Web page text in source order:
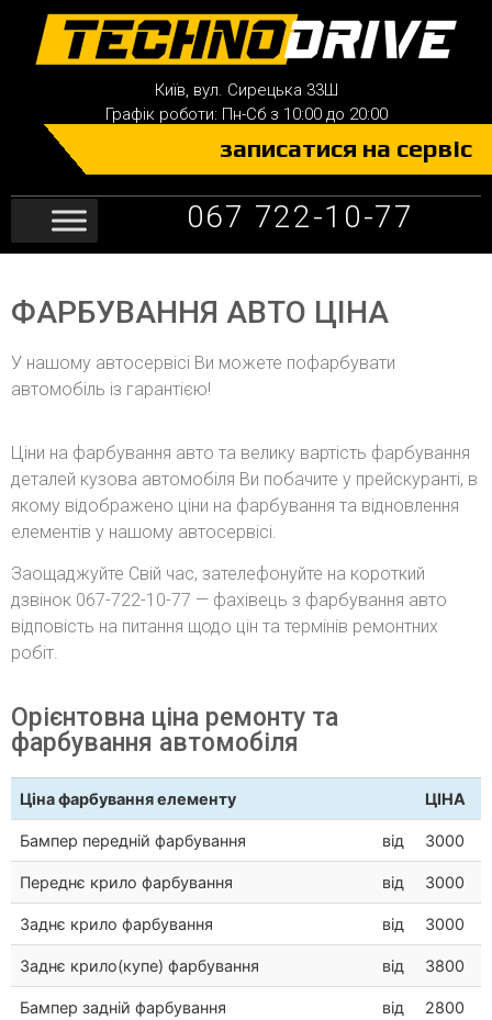
Київ, вул. Сирецька 33Ш
Графік роботи: Пн-Сб з 10:00 до 20:00
записатися на сервіс
067 722-10-77
ФАРБУВАННЯ АВТО ЦІНА
У нашому автосервісі Ви можете пофарбувати
автомобіль із гарантією!
Ціни на фарбування авто та велику вартість фарбування
деталей кузова автомобіля Ви побачите у прейскуранті, в
якому відображено ціни на фарбування та відновлення
елементів у нашому автосервісі.
Заощаджуйте Свій час, зателефонуйте на короткий
дзвінок 067-722-10-77 — фахівець з фарбування авто
відповість на питання щодо цін та термінів ремонтних
робіт.
Орієнтовна ціна ремонту та
фарбування автомобіля
Ціна фарбування елементу ЦІНА
Бампер передній фарбування від 3000
Переднє крило фарбування від 3000
Заднє крило фарбування від 3000
Заднє крило(купе) фарбування від 3800
Бампер задній фарбування від 2800